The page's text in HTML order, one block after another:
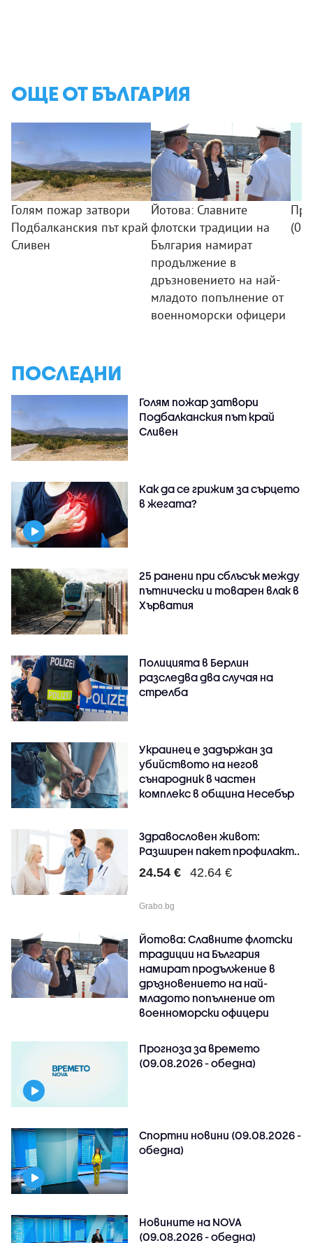
ОЩЕ ОТ БЪЛГАРИЯ
Голям пожар затвори
Подбалканския път край
Сливен
Йотова: Славните
флотски традиции на
България намират
продължение в
дръзновението на най-
младото попълнение от
военноморски офицери
ПОСЛЕДНИ
Голям пожар затвори
Подбалканския път край
Сливен
Как да се грижим за сърцето
в жегата?
25 ранени при сблъсък между
пътнически и товарен влак в
Хърватия
Полицията в Берлин
разследва два случая на
стрелба
Украинец е задържан за
убийството на негов
сънародник в частен
комплекс в община Несебър
Здравословен живот:
Разширен пакет профилакт..
24.54 € 42.64 €
Grabo.bg
Йотова: Славните флотски
традиции на България
намират продължение в
дръзновението на най-
младото попълнение от
военноморски офицери
Прогноза за времето
(09.08.2026 - обедна)
Спортни новини (09.08.2026 -
обедна)
Новините на NOVA
(09.08.2026 - обедна)